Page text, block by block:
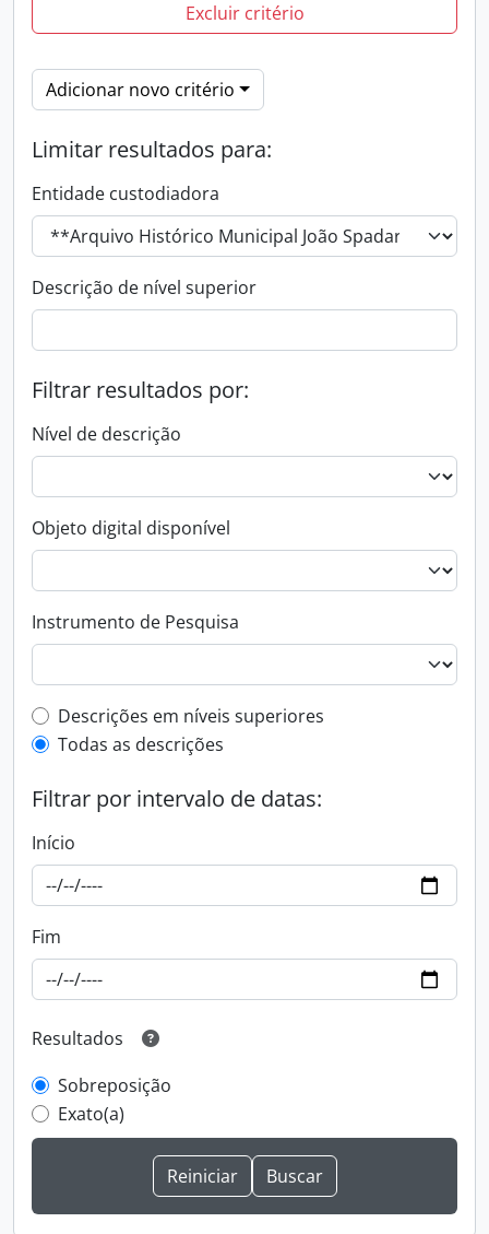
Excluir critério
Adicionar novo critério
Limitar resultados para:
Entidade custodiadora
Descrição de nível superior
Filtrar resultados por:
Nível de descrição
Objeto digital disponível
Instrumento de Pesquisa
Filtro de descrição de nível superior
Descrições em níveis superiores
Todas as descrições
Filtrar por intervalo de datas:
Início
Fim
Resultados
Sobreposição
Exato(a)